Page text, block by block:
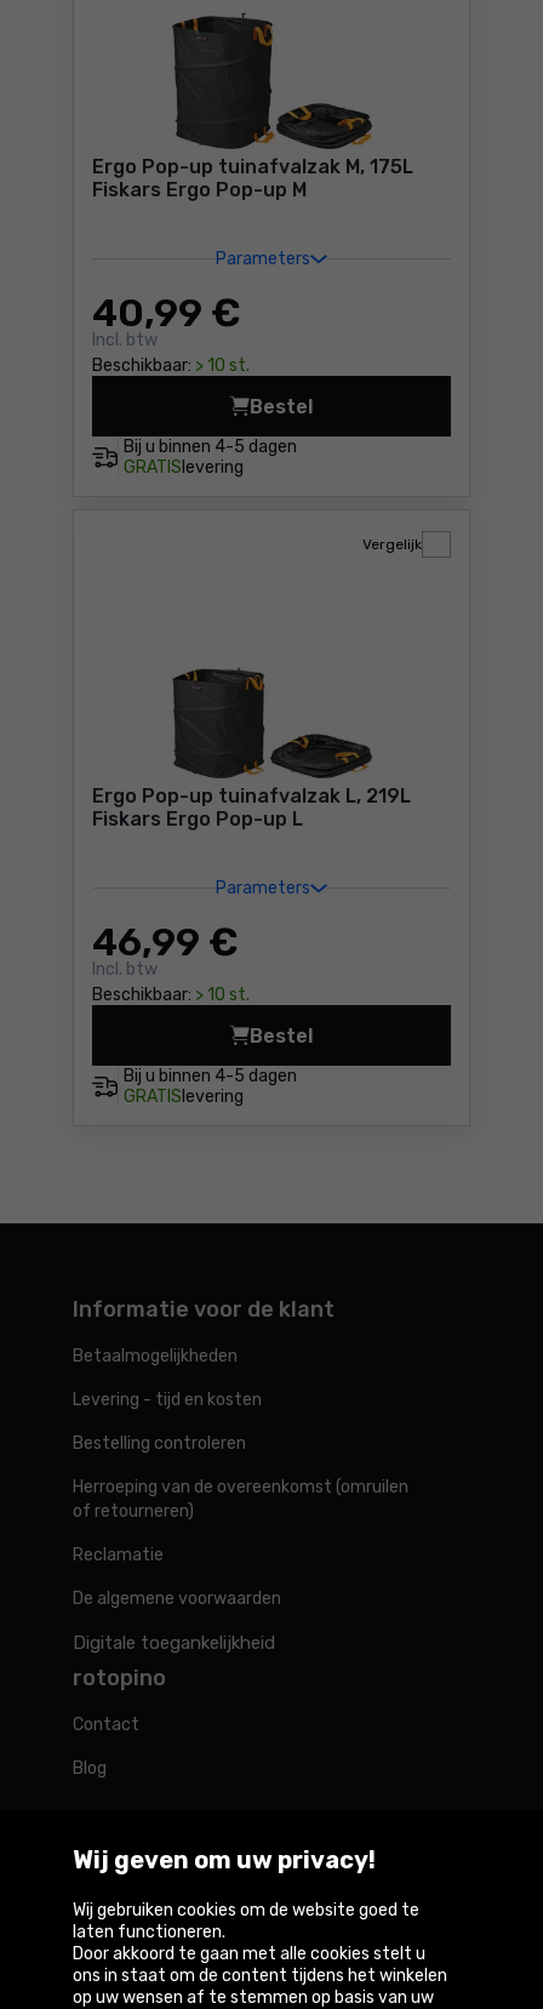
Ergo Pop-up tuinafvalzak M, 175L
Fiskars Ergo Pop-up M
Parameters
40,99 €
Incl. btw
Beschikbaar: > 10 st.
Bij u binnen 4-5 dagen
GRATIS levering
Bestel
Ergo Pop-up tuinafvalzak
Ergo Pop-up tuinafvalzak L, 219L
Fiskars Ergo Pop-up L
Parameters
46,99 €
Incl. btw
Beschikbaar: > 10 st.
Vergelijk
Bij u binnen 4-5 dagen
GRATIS levering
Bestel
Ergo Pop-up tuinafvalzak
Informatie voor de klant
Betaalmogelijkheden
Levering - tijd en kosten
Bestelling controleren
Herroeping van de overeenkomst (omruilen
of retourneren)
Reclamatie
De algemene voorwaarden
Digitale toegankelijkheid
rotopino
Contact
Blog
Rotopino in de wereld
Belgique België Deutschland France Österreich
Wij geven om uw privacy!
Wij gebruiken cookies om de website goed te
laten functioneren.
Door akkoord te gaan met alle cookies stelt u
ons in staat om de content tijdens het winkelen
op uw wensen af te stemmen op basis van uw